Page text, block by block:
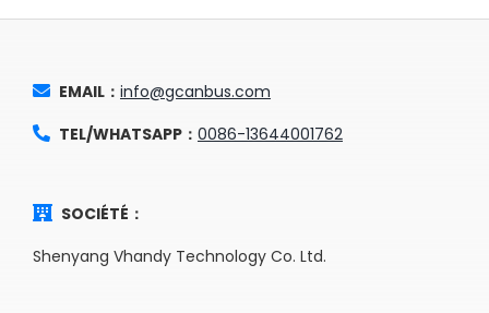
EMAIL： info@gcanbus.com
TEL/WHATSAPP： 0086-13644001762
SOCIÉTÉ：
Shenyang Vhandy Technology Co. Ltd.